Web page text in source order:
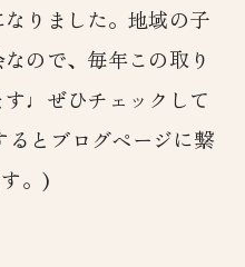
りました。地域の子
ので、毎年この取り
♩ぜひチェックして
とブログページに繋
。)